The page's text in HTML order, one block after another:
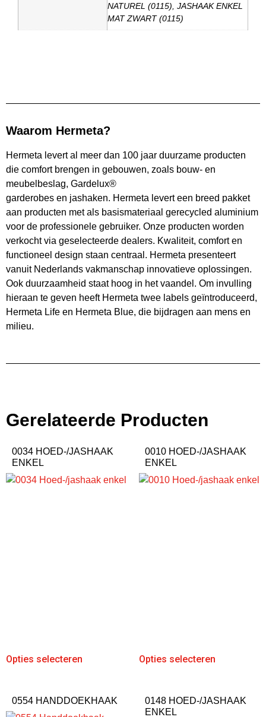
NATUREL (0115), JASHAAK ENKEL
MAT ZWART (0115)
Waarom Hermeta?
Hermeta levert al meer dan 100 jaar duurzame producten
die comfort brengen in gebouwen, zoals bouw- en
meubelbeslag, Gardelux®
garderobes en jashaken. Hermeta levert een breed pakket
aan producten met als basismateriaal gerecycled aluminium
voor de professionele gebruiker. Onze producten worden
verkocht via geselecteerde dealers. Kwaliteit, comfort en
functioneel design staan centraal. Hermeta presenteert
vanuit Nederlands vakmanschap innovatieve oplossingen.
Ook duurzaamheid staat hoog in het vaandel. Om invulling
hieraan te geven heeft Hermeta twee labels geïntroduceerd,
Hermeta Life en Hermeta Blue, die bijdragen aan mens en
milieu.
Gerelateerde Producten
0034 HOED-/JASHAAK
ENKEL
Opties selecteren
0010 HOED-/JASHAAK
ENKEL
Opties selecteren
0554 HANDDOEKHAAK
0148 HOED-/JASHAAK
ENKEL